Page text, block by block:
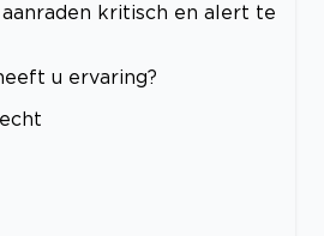
kritisch en alert te
u ervaring?